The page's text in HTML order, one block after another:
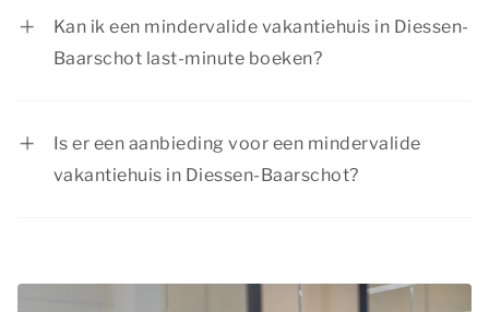
Kan ik een mindervalide vakantiehuis in Diessen-
Baarschot last-minute boeken?
Is er een aanbieding voor een mindervalide
vakantiehuis in Diessen-Baarschot?